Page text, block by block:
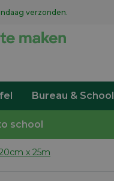
verzonden.
Bureau & School
school
x 25m